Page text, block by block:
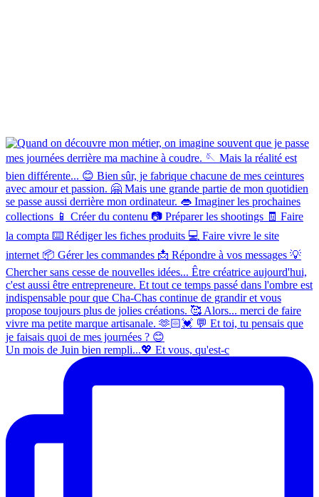
Un mois de Juin bien rempli...💖 Et vous, qu'est-c